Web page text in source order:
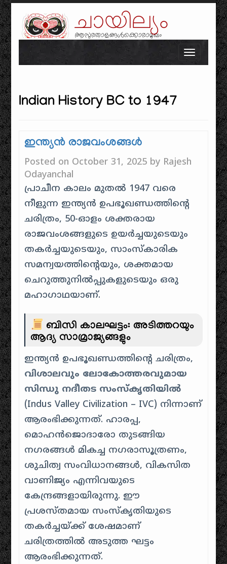
ചായില്യം
ആസുരതാളങ്ങൾക്കൊരാമുഖം
Skip to content
Toggle
Indian History BC to 1947
ഇന്ത്യൻ രാജവംശങ്ങൾ
Posted on October 31, 2025 by Rajesh
Odayanchal
പ്രാചീന കാലം മുതൽ 1947 വരെ
നീളുന്ന ഇന്ത്യൻ ഉപഭൂഖണ്ഡത്തിൻ്റെ
ചരിത്രം, 50-ഓളം ശക്തരായ
രാജവംശങ്ങളുടെ ഉയർച്ചയുടെയും
തകർച്ചയുടെയും, സാംസ്കാരിക
സമന്വയത്തിൻ്റെയും, ശക്തമായ
ചെറുത്തുനിൽപ്പുകളുടെയും ഒരു
മഹാഗാഥയാണ്.
ബിസി കാലഘട്ടം: അടിത്തറയും
ആദ്യ സാമ്രാജ്യങ്ങളും
ഇന്ത്യൻ ഉപഭൂഖണ്ഡത്തിൻ്റെ ചരിത്രം,
വിശാലവും ലോകോത്തരവുമായ
സിന്ധു നദീതട സംസ്കൃതിയിൽ
(Indus Valley Civilization – IVC) നിന്നാണ്
ആരംഭിക്കുന്നത്. ഹാരപ്പ,
മൊഹൻജൊദാരോ തുടങ്ങിയ
നഗരങ്ങൾ മികച്ച നഗരാസൂത്രണം,
ശുചിത്വ സംവിധാനങ്ങൾ, വികസിത
വാണിജ്യം എന്നിവയുടെ
കേന്ദ്രങ്ങളായിരുന്നു. ഈ
പ്രശസ്തമായ സംസ്കൃതിയുടെ
തകർച്ചയ്ക്ക് ശേഷമാണ്
ചരിത്രത്തിൽ അടുത്ത ഘട്ടം
ആരംഭിക്കുന്നത്.